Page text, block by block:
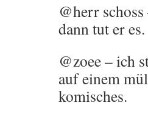
@herr
dann tut er es.
@zoee – ich
auf einem
komisches.